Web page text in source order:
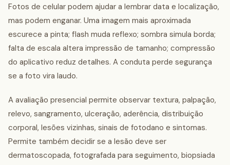
Fotos de celular podem ajudar a lembrar data e localização,
mas podem enganar. Uma imagem mais aproximada
escurece a pinta; flash muda reflexo; sombra simula borda;
falta de escala altera impressão de tamanho; compressão
do aplicativo reduz detalhes. A conduta perde segurança
se a foto vira laudo.
A avaliação presencial permite observar textura, palpação,
relevo, sangramento, ulceração, aderência, distribuição
corporal, lesões vizinhas, sinais de fotodano e sintomas.
Permite também decidir se a lesão deve ser
dermatoscopada, fotografada para seguimento, biopsiada